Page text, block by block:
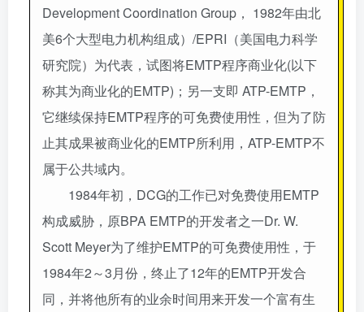
Development Coordination Group， 1982年由北
美6个大型电力机构组成）/EPRI（美国电力科学
研究院）为代表，试图将EMTP程序商业化(以下
称其为商业化的EMTP)；另一支即 ATP-EMTP，
它继续保持EMTP程序的可免费使用性，但为了防
止其成果被商业化的EMTP所利用，ATP-EMTP不
属于公共域内。
1984年初，DCG的工作已对免费使用EMTP
构成威胁，原BPA EMTP的开发者之一Dr. W.
Scott Meyer为了维护EMTP的可免费使用性，于
1984年2～3月份，终止了12年的EMTP开发合
同，并将他所有的业余时间用来开发一个富有生